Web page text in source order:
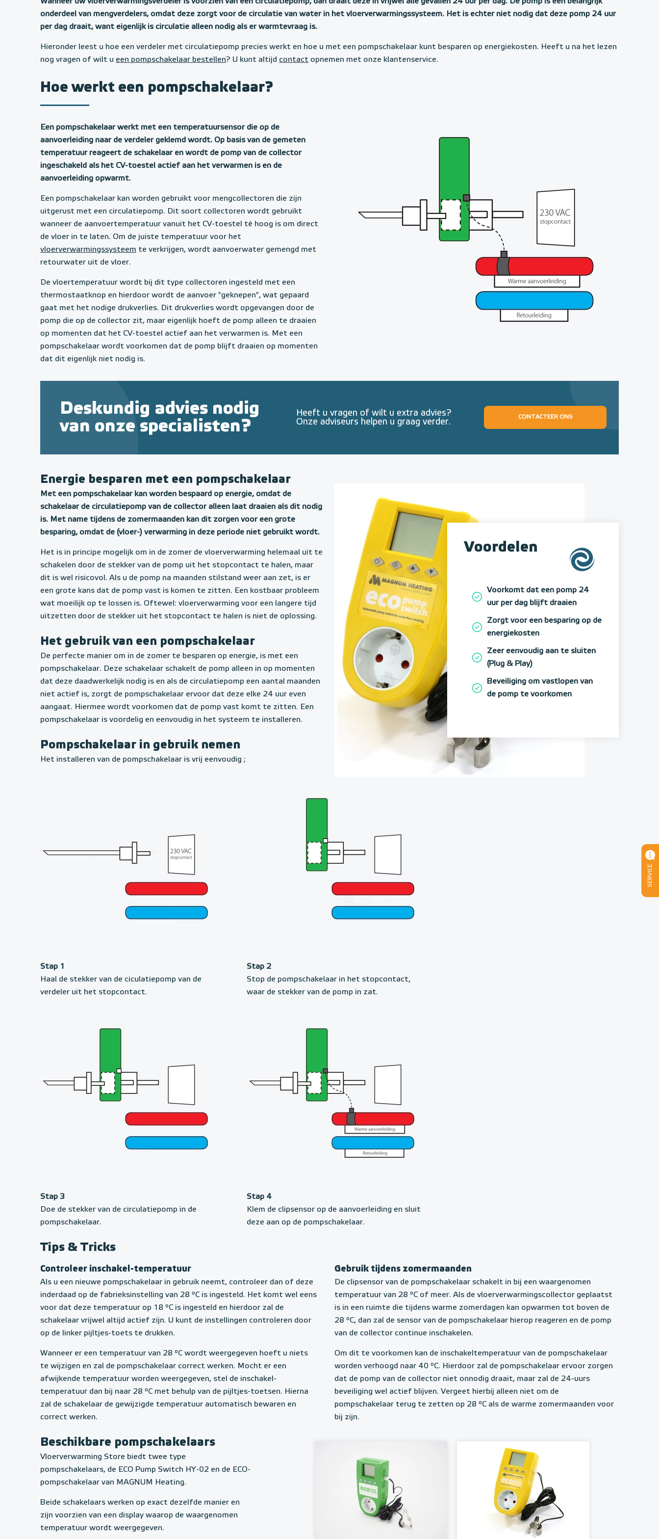
onderdeel van mengverdelers, omdat deze zorgt voor de circulatie van water in het vloerverwarmingssysteem. Het is echter niet nodig dat deze pomp 24 uur
per dag draait, want eigenlijk is circulatie alleen nodig als er warmtevraag is.
Hieronder leest u hoe een verdeler met circulatiepomp precies werkt en hoe u met een pompschakelaar kunt besparen op energiekosten. Heeft u na het lezen
nog vragen of wilt u een pompschakelaar bestellen? U kunt altijd contact opnemen met onze klantenservice.
Hoe werkt een pompschakelaar?
Een pompschakelaar werkt met een temperatuursensor die op de
aanvoerleiding naar de verdeler geklemd wordt. Op basis van de gemeten
temperatuur reageert de schakelaar en wordt de pomp van de collector
ingeschakeld als het CV-toestel actief aan het verwarmen is en de
aanvoerleiding opwarmt.
Een pompschakelaar kan worden gebruikt voor mengcollectoren die zijn
uitgerust met een circulatiepomp. Dit soort collectoren wordt gebruikt
wanneer de aanvoertemperatuur vanuit het CV-toestel té hoog is om direct
de vloer in te laten. Om de juiste temperatuur voor het
vloerverwarmingssysteem te verkrijgen, wordt aanvoerwater gemengd met
retourwater uit de vloer.
De vloertemperatuur wordt bij dit type collectoren ingesteld met een
thermostaatknop en hierdoor wordt de aanvoer "geknepen", wat gepaard
gaat met het nodige drukverlies. Dit drukverlies wordt opgevangen door de
pomp die op de collector zit, maar eigenlijk hoeft de pomp alleen te draaien
op momenten dat het CV-toestel actief aan het verwarmen is. Met een
pompschakelaar wordt voorkomen dat de pomp blijft draaien op momenten
dat dit eigenlijk niet nodig is.
Deskundig advies nodig
van onze specialisten?
Heeft u vragen of wilt u extra advies?
Onze adviseurs helpen u graag verder.
CONTACTEER ONS
Energie besparen met een pompschakelaar
Met een pompschakelaar kan worden bespaard op energie, omdat de
schakelaar de circulatiepomp van de collector alleen laat draaien als dit nodig
is. Met name tijdens de zomermaanden kan dit zorgen voor een grote
besparing, omdat de (vloer-) verwarming in deze periode niet gebruikt wordt.
Het is in principe mogelijk om in de zomer de vloerverwarming helemaal uit te
schakelen door de stekker van de pomp uit het stopcontact te halen, maar
dit is wel risicovol. Als u de pomp na maanden stilstand weer aan zet, is er
een grote kans dat de pomp vast is komen te zitten. Een kostbaar probleem
wat moeilijk op te lossen is. Oftewel: vloerverwarming voor een langere tijd
uitzetten door de stekker uit het stopcontact te halen is niet de oplossing.
Het gebruik van een pompschakelaar
De perfecte manier om in de zomer te besparen op energie, is met een
pompschakelaar. Deze schakelaar schakelt de pomp alleen in op momenten
dat deze daadwerkelijk nodig is en als de circulatiepomp een aantal maanden
niet actief is, zorgt de pompschakelaar ervoor dat deze elke 24 uur even
aangaat. Hiermee wordt voorkomen dat de pomp vast komt te zitten. Een
pompschakelaar is voordelig en eenvoudig in het systeem te installeren.
Pompschakelaar in gebruik nemen
Het installeren van de pompschakelaar is vrij eenvoudig ;
Voordelen
Voorkomt dat een pomp 24
uur per dag blijft draaien
Zorgt voor een besparing op de
energiekosten
Zeer eenvoudig aan te sluiten
(Plug & Play)
Beveiliging om vastlopen van
de pomp te voorkomen
Stap 1
Haal de stekker van de ciculatiepomp van de
verdeler uit het stopcontact.
Stap 2
Stop de pompschakelaar in het stopcontact,
waar de stekker van de pomp in zat.
Stap 3
Doe de stekker van de circulatiepomp in de
pompschakelaar.
Stap 4
Klem de clipsensor op de aanvoerleiding en sluit
deze aan op de pompschakelaar.
Tips & Tricks
Controleer inschakel-temperatuur
Als u een nieuwe pompschakelaar in gebruik neemt, controleer dan of deze
inderdaad op de fabrieksinstelling van 28 ºC is ingesteld. Het komt wel eens
voor dat deze temperatuur op 18 ºC is ingesteld en hierdoor zal de
schakelaar vrijwel altijd actief zijn. U kunt de instellingen controleren door
op de linker pijltjes-toets te drukken.
Wanneer er een temperatuur van 28 ºC wordt weergegeven hoeft u niets
te wijzigen en zal de pompschakelaar correct werken. Mocht er een
afwijkende temperatuur worden weergegeven, stel de inschakel-
temperatuur dan bij naar 28 ºC met behulp van de pijltjes-toetsen. Hierna
zal de schakelaar de gewijzigde temperatuur automatisch bewaren en
correct werken.
Gebruik tijdens zomermaanden
De clipsensor van de pompschakelaar schakelt in bij een waargenomen
temperatuur van 28 ºC of meer. Als de vloerverwarmingscollector geplaatst
is in een ruimte die tijdens warme zomerdagen kan opwarmen tot boven de
28 ºC, dan zal de sensor van de pompschakelaar hierop reageren en de pomp
van de collector continue inschakelen.
Om dit te voorkomen kan de inschakeltemperatuur van de pompschakelaar
worden verhoogd naar 40 ºC. Hierdoor zal de pompschakelaar ervoor zorgen
dat de pomp van de collector niet onnodig draait, maar zal de 24-uurs
beveiliging wel actief blijven. Vergeet hierbij alleen niet om de
pompschakelaar terug te zetten op 28 ºC als de warme zomermaanden voor
bij zijn.
Beschikbare pompschakelaars
Vloerverwarming Store biedt twee type
pompschakelaars, de ECO Pump Switch HY-02 en de ECO-
pompschakelaar van MAGNUM Heating.
Beide schakelaars werken op exact dezelfde manier en
zijn voorzien van een display waarop de waargenomen
temperatuur wordt weergegeven.
SERVICE